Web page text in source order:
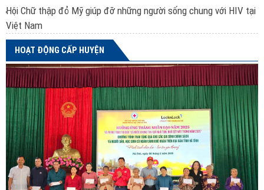
Hội Chữ thập đỏ Mỹ giúp đỡ những người sống chung với HIV tại
Việt Nam
HOẠT ĐỘNG CẤP HUYỆN